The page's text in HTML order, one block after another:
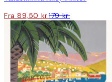
Fra 89,50 kr.179 kr.